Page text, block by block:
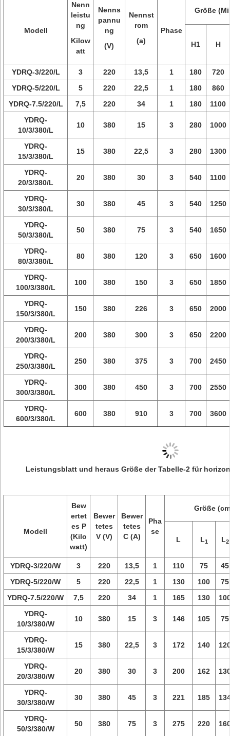
Modell
Nenn
leistu
ng
Kilow
att
Nenns
pannu
ng
(V)
Nennst
rom
(a)
Phase
Größe
H1 H
YDRQ-3/220/L 3 220 13,5 1 180
720
YDRQ-5/220/L
5 220 22,5 1 180
860
YDRQ-7.5/220/L
7,5 220 34 1 180
1100
YDRQ-
10/3/380/L
10 380 15 3 280 1000
YDRQ-
15/3/380/L
15 380 22,5 3 280 1300
YDRQ-
20/3/380/L
20 380 30 3 540 1100
YDRQ-
30/3/380/L
30 380 45 3 540 1250
YDRQ-
50/3/380/L
50 380 75 3 540 1650
YDRQ-
80/3/380/L
80 380 120 3 650 1600
YDRQ-
100/3/380/L
100 380 150 3 650 1850
YDRQ-
150/3/380/L
150 380 226 3 650 2000
YDRQ-
200/3/380/L
200 380 300 3 650 2200
YDRQ-
250/3/380/L
250 380 375 3 700 2450
YDRQ-
300/3/380/L
300 380 450 3 700 2550
YDRQ-
600/3/380/L
600 380 910 3 700 3600
Leistungsblatt und heraus Größe der Tabelle-2 für
Modell
Bew
ertet
es P
(Kilo
watt)
Bewer
tetes
V (V)
Bewer
tetes
C (A)
Pha
se
Größe
L L1 L2
YDRQ-3/220/W 3 220 13,5 1 110 75
45
YDRQ-5/220/W
5 220 22,5 1 130 100
75
YDRQ-7.5/220/W
7,5 220 34 1 165 130
YDRQ-
10/3/380/W
10 380 15 3 146 105 75
YDRQ-
15/3/380/W
15 380 22,5 3 172 140
YDRQ-
20/3/380/W
20 380 30 3 200 162
YDRQ-
30/3/380/W
30 380 45 3 221 185
YDRQ-
50/3/380/W
50 380 75 3 275 220